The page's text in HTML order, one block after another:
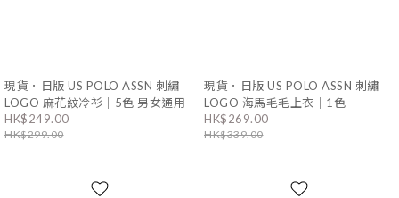
現貨．日版 US POLO ASSN 刺繡
LOGO 麻花紋冷衫｜5色 男女通用
HK$249.00
HK$299.00
現貨．日版 US POLO ASSN 刺繡
LOGO 海馬毛毛上衣｜1色
HK$269.00
HK$339.00